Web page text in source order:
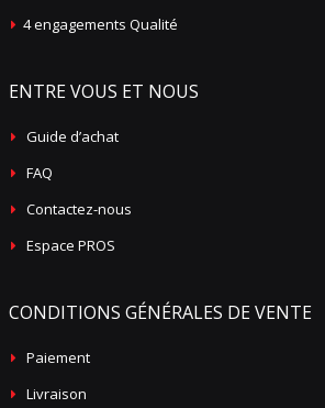
4 engagements Qualité
ENTRE VOUS ET NOUS
Guide d’achat
FAQ
Contactez-nous
Espace PROS
CONDITIONS GÉNÉRALES DE VENTE
Paiement
Livraison